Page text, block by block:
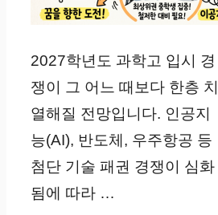
2027학년도 과학고 입시 경
쟁이 그 어느 때보다 한층 치
열해질 전망입니다. 인공지
능(AI), 반도체, 우주항공 등
첨단 기술 패권 경쟁이 심화
됨에 따라 …